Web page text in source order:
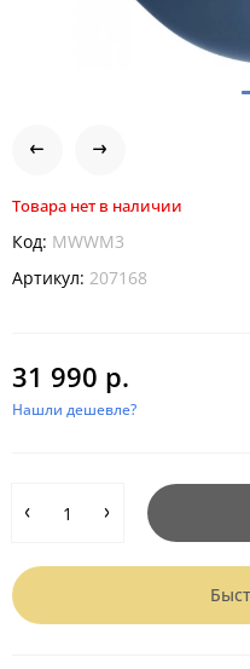
Товара нет в наличии
Код: MWWM3
Артикул: 207168
31 990 р.
Нашли дешевле?